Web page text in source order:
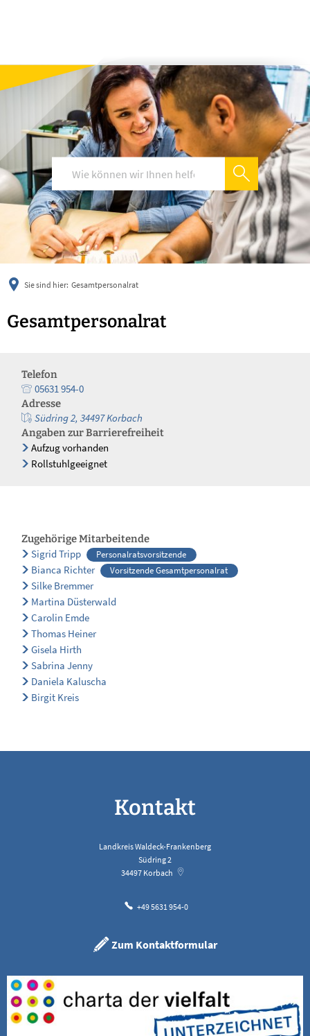
deutsch
Sie sind hier: Gesamtpersonalrat
Gesamtpersonalrat
Telefon
05631 954-0
Adresse
Südring 2, 34497 Korbach
Angaben zur Barrierefreiheit
Aufzug vorhanden
Rollstuhlgeeignet
Zugehörige Mitarbeitende
Sigrid Tripp Personalratsvorsitzende
Bianca Richter Vorsitzende Gesamtpersonalrat
Silke Bremmer
Martina Düsterwald
Carolin Emde
Thomas Heiner
Gisela Hirth
Sabrina Jenny
Daniela Kaluscha
Birgit Kreis
Kontakt
Landkreis Waldeck-Frankenberg
Südring 2
34497 Korbach
+49 5631 954-0
Zum Kontaktformular